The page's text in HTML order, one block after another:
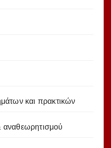
και πρακτικών
αναθεωρητισμού